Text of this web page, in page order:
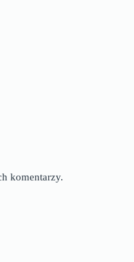
komentarzy.